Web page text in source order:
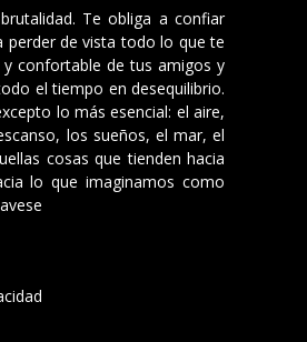
Te obliga a confiar
perder de vista todo lo que te
confortable de tus amigos y
el tiempo en desequilibrio.
lo más esencial: el aire,
los sueños, el mar, el
cosas que tienden hacia
lo que imaginamos como